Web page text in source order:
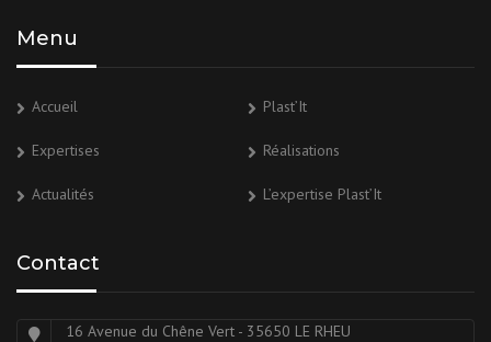
Menu
Accueil Plast’It
Expertises Réalisations
Actualités L’expertise Plast’It
Contact
16 Avenue du Chêne Vert - 35650 LE RHEU